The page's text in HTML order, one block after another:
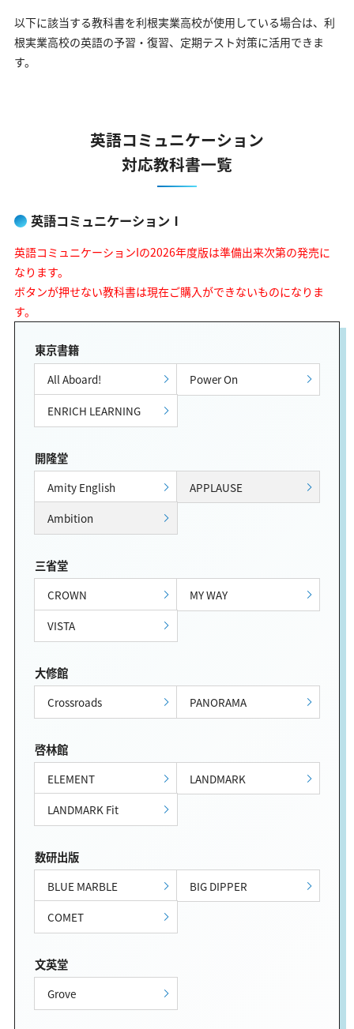
以下に該当する教科書を利根実業高校が使用している場合は、 利
根実業高校の英語の予習・復習、定期テスト対策に活用できま
す。
英語コミュニケーション
対応教科書一覧
英語コミュニケーションⅠ
英語コミュニケーションIの2026年度版は準備出来次第の発売に
なります。
ボタンが押せない教科書は現在ご購入ができないものになりま
す。
東京書籍
All Aboard!
Power On
ENRICH LEARNING
開隆堂
Amity English
APPLAUSE
Ambition
三省堂
CROWN
MY WAY
VISTA
大修館
Crossroads PANORAMA
啓林館
ELEMENT
LANDMARK
LANDMARK Fit
数研出版
BLUE MARBLE
BIG DIPPER
COMET
文英堂
Grove